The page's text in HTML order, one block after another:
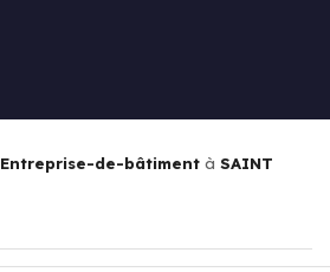
Entreprise-de-bâtiment à SAINT